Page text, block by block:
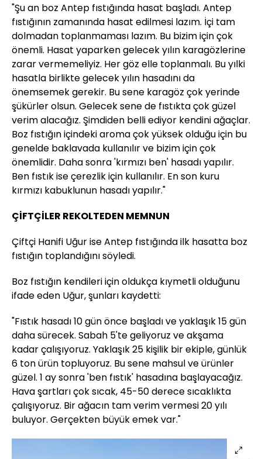
"Şu an boz Antep fıstığında hasat başladı. Antep
fıstığının zamanında hasat edilmesi lazım. İçi tam
dolmadan toplanmaması lazım. Bu bizim için çok
önemli. Hasat yaparken gelecek yılın karagözlerine
zarar vermemeliyiz. Her göz elle toplanmalı. Bu yılki
hasatla birlikte gelecek yılın hasadını da
önemsemek gerekir. Bu sene karagöz çok yerinde
şükürler olsun. Gelecek sene de fıstıkta çok güzel
verim alacağız. Şimdiden belli ediyor kendini ağaçlar.
Boz fıstığın içindeki aroma çok yüksek olduğu için bu
genelde baklavada kullanılır ve bizim için çok
önemlidir. Daha sonra 'kırmızı ben' hasadı yapılır.
Ben fıstık ise çerezlik için kullanılır. En son kuru
kırmızı kabuklunun hasadı yapılır."
ÇİFTÇİLER REKOLTEDEN MEMNUN
Çiftçi Hanifi Uğur ise Antep fıstığında ilk hasatta boz
fıstığın toplandığını söyledi.
Boz fıstığın kendileri için oldukça kıymetli olduğunu
ifade eden Uğur, şunları kaydetti:
"Fıstık hasadı 10 gün önce başladı ve yaklaşık 15 gün
daha sürecek. Sabah 5'te geliyoruz ve akşama
kadar çalışıyoruz. Yaklaşık 25 kişilik bir ekiple, günlük
6 ton ürün topluyoruz. Bu sene mahsul ve ürünler
güzel. 1 ay sonra 'ben fıstık' hasadına başlayacağız.
Hava şartları çok sıcak, 45-50 derece sıcaklıkta
çalışıyoruz. Bir ağacın tam verim vermesi 20 yılı
buluyor. Gerçekten büyük emek var."